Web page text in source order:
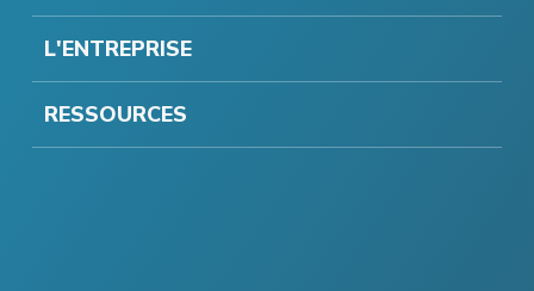
L'ENTREPRISE
RESSOURCES